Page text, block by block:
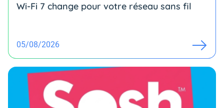
Wi-Fi 7 change pour votre réseau sans fil
05/08/2026